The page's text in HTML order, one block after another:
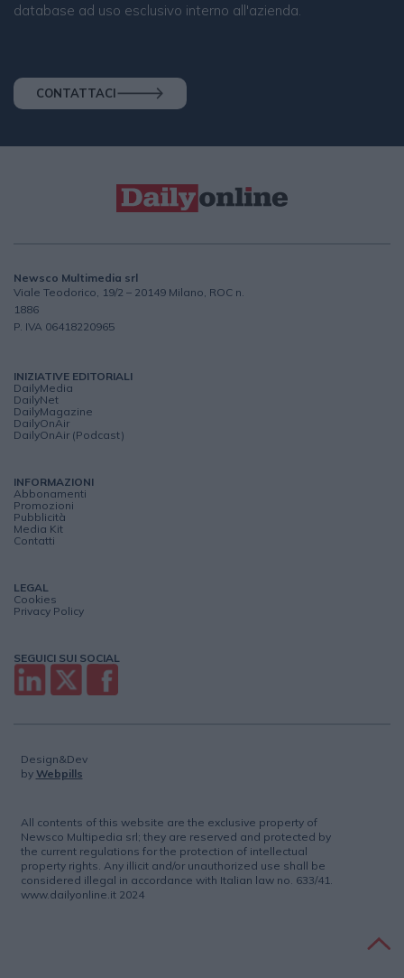
database ad uso esclusivo interno all'azienda.
CONTATTACI
Newsco Multimedia srl
Viale Teodorico, 19/2 – 20149 Milano, ROC n.
1886
P. IVA 06418220965
INIZIATIVE EDITORIALI
DailyMedia
DailyNet
DailyMagazine
DailyOnAir
DailyOnAir (Podcast)
INFORMAZIONI
Abbonamenti
Promozioni
Pubblicità
Media Kit
Contatti
LEGAL
Cookies
Privacy Policy
SEGUICI SUI SOCIAL
Design&Dev
by Webpills
All contents of this website are the exclusive property of
Newsco Multipedia srl; they are reserved and protected by
the current regulations for the protection of intellectual
property rights. Any illicit and/or unauthorized use shall be
considered illegal in accordance with Italian law no. 633/41.
www.dailyonline.it 2024